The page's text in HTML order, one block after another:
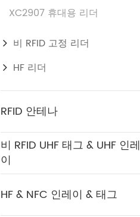
XC2907 휴대용 리더
비 RFID 고정 리더
HF 리더
RFID 안테나
비 RFID UHF 태그 & UHF 인레
이
HF & NFC 인레이 & 태그